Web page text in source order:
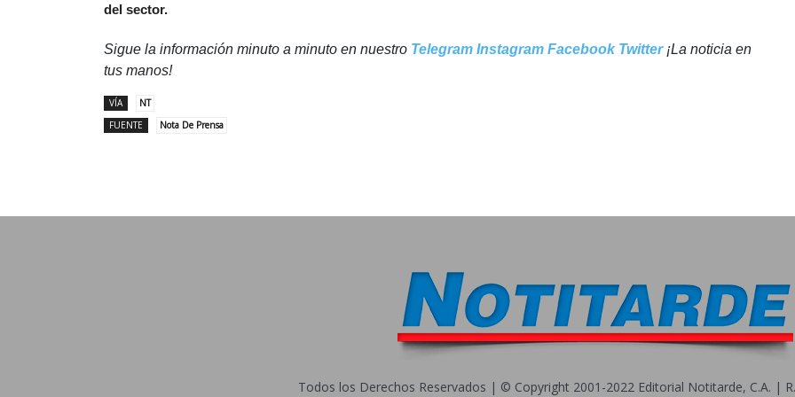
del sector.
Sigue la información minuto a minuto en nuestro Telegram Instagram Facebook Twitter¡La noticia en
tus manos!
VÍA
NT
FUENTE
Nota De Prensa
Todos los Derechos Reservados | © Copyright 2001-2022 Editorial Notitarde, C.A. |